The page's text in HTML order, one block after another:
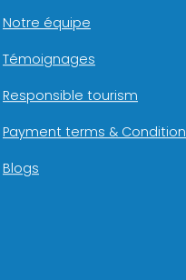
Notre équipe
Témoignages
Responsible tourism
Payment terms & Condition
Blogs